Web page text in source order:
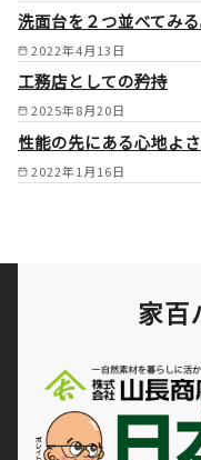
2022年4月13日
洗面台を２つ並べてみる
2025年8月20日
工務店としての矜持
2022年1月16日
性能の先にある心地よさ
家百